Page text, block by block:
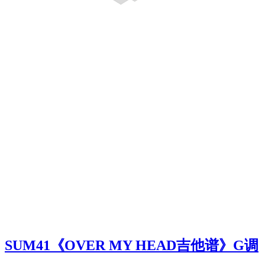
SUM41《OVER MY HEAD吉他谱》G调